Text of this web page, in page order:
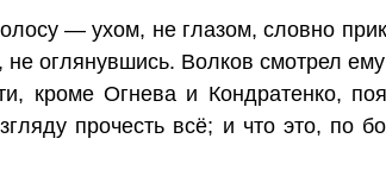
— ухом, не глазом, словно
оглянувшись. Волков смотрел
кроме Огнева и Кондратенко,
прочесть всё; и что это, по